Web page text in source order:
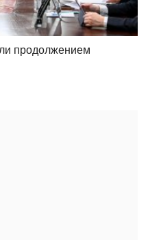
продолжением